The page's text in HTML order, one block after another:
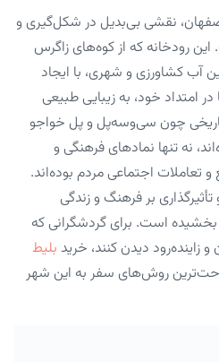
نقشی بی‌بدیل در شکل‌گیری و
رودخانه که از کوه‌های زاگرس
آب کشاورزی و شهری، با ایجاد
امتداد خود، به زیبایی طبیعی
چون سی‌وسه‌پل و پل خواجو
نه تنها نمادهای فرهنگی و
تعاملات اجتماعی مردم بوده‌اند.
بر فرهنگ و زندگی
بخشیده است. برای گردشگرانی که
زاینده‌رود دیدن کنند، خرید بلیط
روش‌های سفر به این شهر